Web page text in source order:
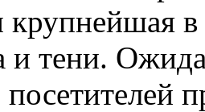
крупнейшая
и тени.
посетителей